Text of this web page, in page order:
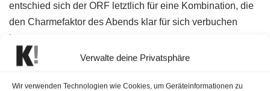
Verwalte deine Privatsphäre
Wir verwenden Technologien wie Cookies, um Geräteinformationen zu
entschied sich der ORF letztlich für eine Kombination, die
den Charmefaktor des Abends klar für sich verbuchen
konnte.